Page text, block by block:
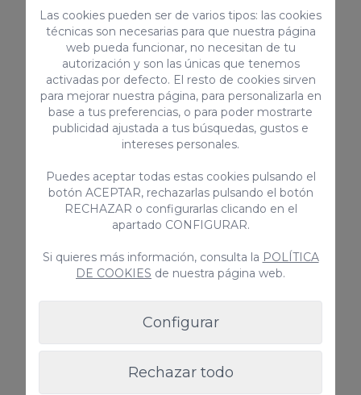
séjours de plus de 8 nuits), incluant le
changement des draps et serviettes.
Lit bébé et chaise haute disponibles sur
demande pour les enfants de moins de 2 ans.
Conditions
Résidence résidentielle : les fêtes, événements
clients ou voisins sont strictement interdits.
Le dépassement du nombre de personnes
confirmé dans la réservation est strictement
interdit (sauf autorisation préalable).
Il est interdit de fumer à l’intérieur du logement. Il
terrasses ouvertes.
Las cookies pueden ser de varios tipos: las cookies
técnicas son necesarias para que nuestra página
web pueda funcionar, no necesitan de tu
autorización y son las únicas que tenemos
activadas por defecto. El resto de cookies sirven
para mejorar nuestra página, para personalizarla en
base a tus preferencias, o para poder mostrarte
publicidad ajustada a tus búsquedas, gustos e
intereses personales.
Puedes aceptar todas estas cookies pulsando el
botón ACEPTAR, rechazarlas pulsando el botón
RECHAZAR o configurarlas clicando en el
apartado CONFIGURAR.
Si quieres más información, consulta la POLÍTICA
DE COOKIES de nuestra página web.
Configurar
Rechazar todo